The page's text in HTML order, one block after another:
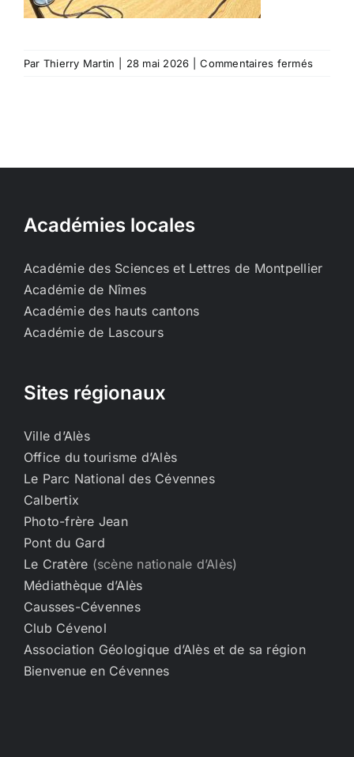
Par Thierry Martin 28 mai 2026 Commentaires ferméssur
mai
Académies locales
Académie des Sciences et Lettres de Montpellier
Académie de Nîmes
Académie des hauts cantons
Académie de Lascours
Sites régionaux
Ville d’Alès
Office du tourisme d’Alès
Le Parc National des Cévennes
Calbertix
Photo-frère Jean
Pont du Gard
Le Cratère (scène nationale d’Alès)
Médiathèque d’Alès
Causses-Cévennes
Club Cévenol
Association Géologique d’Alès et de sa région
Bienvenue en Cévennes